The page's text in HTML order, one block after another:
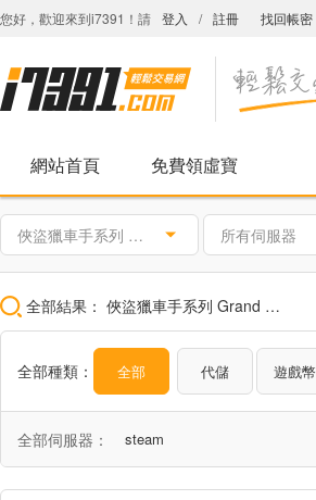
您好，歡迎來到i7391！請 登入 / 註冊 找回帳密
網站首頁 免費領虛寶
俠盜獵車手系列 Grand Theft Auto 所有伺服器
全部結果： 俠盜獵車手系列 Grand Theft Auto
全部種類： 全部 代儲 遊戲幣
全部伺服器： steam